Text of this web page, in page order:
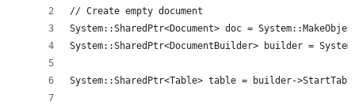
// Create empty document
System::SharedPtr<Document> doc =
System::SharedPtr<DocumentBuilder> builder =
System::SharedPtr<Table> table = builder-